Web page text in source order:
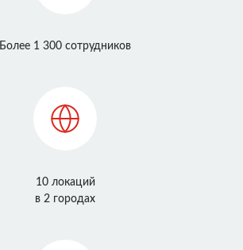
Более 1 300 сотрудников
10 локаций
в 2 городах